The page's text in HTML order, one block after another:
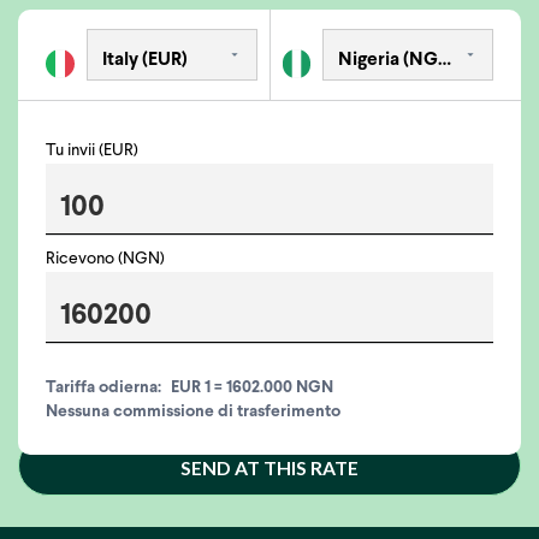
Tu invii (EUR)
Ricevono (NGN)
Tariffa odierna: EUR 1 = 1602.000 NGN
Nessuna commissione di trasferimento
SEND AT THIS RATE